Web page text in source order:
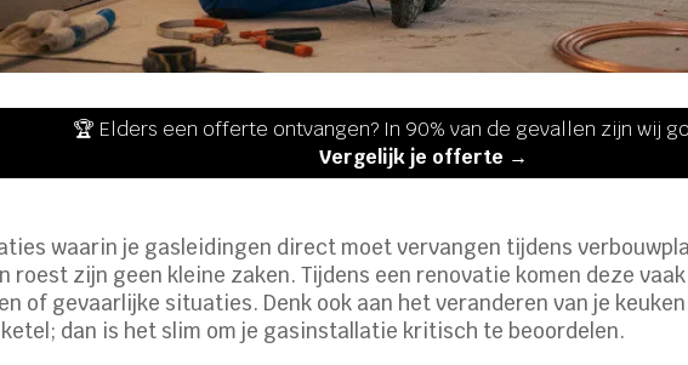
🏆 Elders een offerte ontvangen? In 90% van de gevallen zijn wij
Vergelijk je offerte →
waarin je gasleidingen direct moet vervangen tijdens
roest zijn geen kleine zaken. Tijdens een renovatie komen deze
of gevaarlijke situaties. Denk ook aan het veranderen van je
dan is het slim om je gasinstallatie kritisch te beoordelen.